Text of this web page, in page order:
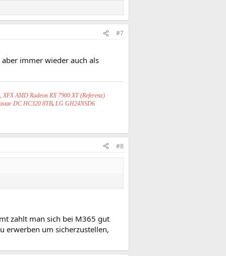
#7
immer wieder auch als
AMD Radeon RX 7900 XT (Referenz)
DC HC320 8TB, LG GH24NSD6
#8
zahlt man sich bei M365 gut
erwerben um sicherzustellen,